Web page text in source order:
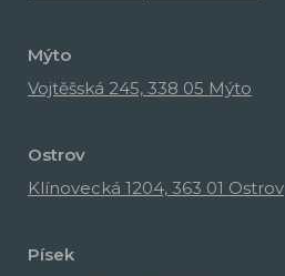
Mýto
Vojtěšská 245, 338 05 Mýto
Ostrov
Klínovecká 1204, 363 01 Ostrov
Písek